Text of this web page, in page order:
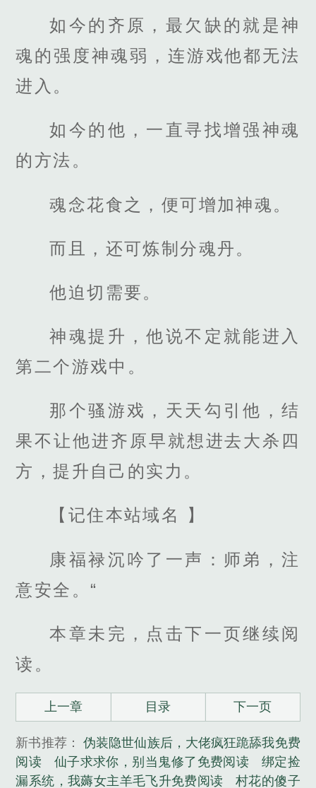
如今的齐原，最欠缺的就是神
魂的强度神魂弱，连游戏他都无法
进入。
如今的他，一直寻找增强神魂
的方法。
魂念花食之，便可增加神魂。
而且，还可炼制分魂丹。
他迫切需要。
神魂提升，他说不定就能进入
第二个游戏中。
那个骚游戏，天天勾引他，结
果不让他进齐原早就想进去大杀四
方，提升自己的实力。
【记住本站域名 】
康福禄沉吟了一声：师弟，注
意安全。“
本章未完，点击下一页继续阅
读。
上一章 目录 下一页
新书推荐： 伪装隐世仙族后，大佬疯狂跪舔我免费
阅读
仙子求求你，别当鬼修了免费阅读
绑定捡
漏系统，我薅女主羊毛飞升免费阅读
村花的傻子